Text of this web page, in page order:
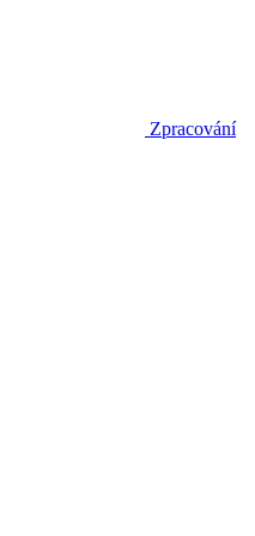
Zpracování